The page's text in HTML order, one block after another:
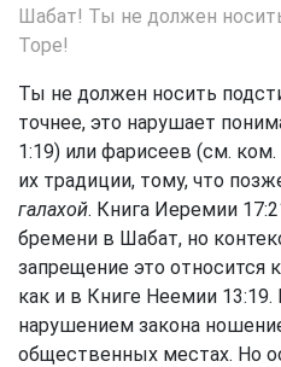
Шабат! Ты не должен
Торе!
Ты не должен носить
точнее, это нарушает
1:19) или фарисеев (см.
их традиции, тому, что
галахой. Книга Иеремии
бремени в Шабат, но
запрещение это относится
как и в Книге Неемии
нарушением закона
общественных местах. Но